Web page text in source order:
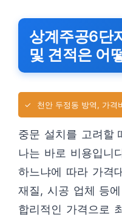
상계주공6단
및 견적은 어
✓ 천안 두정동 방역, 가격
중문 설치를 고려할
나는 바로 비용입니
하느냐에 따라 가격
재질, 시공 업체 등
합리적인 가격으로